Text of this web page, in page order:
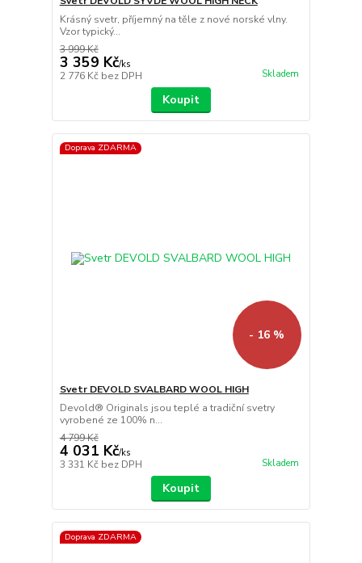
Krásný svetr, příjemný na těle z nové norské vlny.
Vzor typický...
3 999 Kč
3 359 Kč/ks
2 776 Kč bez DPH Skladem
Koupit
Doprava ZDARMA
- 16 %
Svetr DEVOLD SVALBARD WOOL HIGH
Devold® Originals jsou teplé a tradiční svetry
vyrobené ze 100% n...
4 799 Kč
4 031 Kč/ks
3 331 Kč bez DPH Skladem
Koupit
Doprava ZDARMA